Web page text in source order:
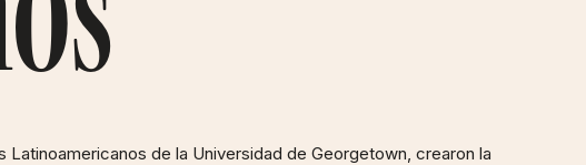
de la Universidad de Georgetown, crearon la